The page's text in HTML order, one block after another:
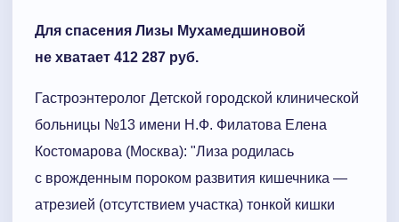
Для спасения Лизы Мухамедшиновой
не хватает 412 287 руб.
Гастроэнтеролог Детской городской клинической
больницы №13 имени Н.Ф. Филатова Елена
Костомарова (Москва): "Лиза родилась
с врожденным пороком развития кишечника —
атрезией (отсутствием участка) тонкой кишки